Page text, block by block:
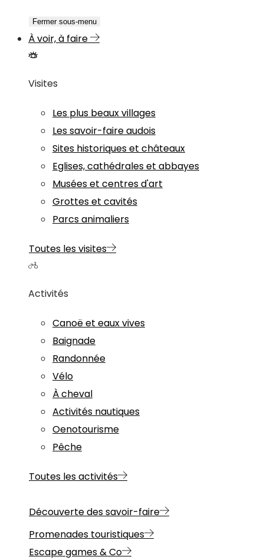
Fermer sous-menu
À voir, à faire
Visites
Les plus beaux villages
Les savoir-faire audois
Sites historiques et châteaux
Eglises, cathédrales et abbayes
Musées et centres d'art
Grottes et cavités
Parcs animaliers
Toutes les visites
Activités
Canoë et eaux vives
Baignade
Randonnée
Vélo
À cheval
Activités nautiques
Oenotourisme
Pêche
Toutes les activités
Découverte des savoir-faire
Promenades touristiques
Escape games & Co